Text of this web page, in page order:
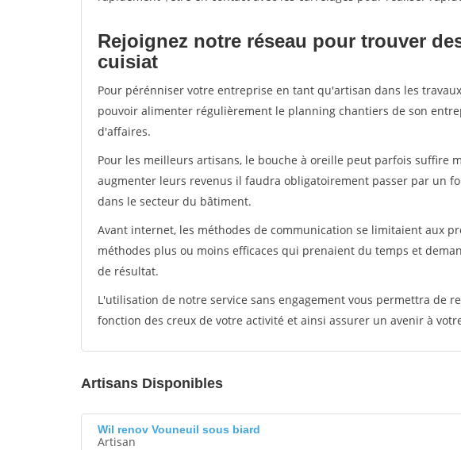
Rejoignez notre réseau pour trouver
cuisiat
Pour pérénniser votre entreprise en tant qu'artisan dans les
pouvoir alimenter régulièrement le planning chantiers de son
d'affaires.
Pour les meilleurs artisans, le bouche à oreille peut parfois suffire
augmenter leurs revenus il faudra obligatoirement passer par un
dans le secteur du bâtiment.
Avant internet, les méthodes de communication se limitaient aux
méthodes plus ou moins efficaces qui prenaient du temps et
de résultat.
L'utilisation de notre service sans engagement vous permettra de
fonction des creux de votre activité et ainsi assurer un avenir à
Artisans Disponibles
Wil renov Vouneuil sous biard
Artisan